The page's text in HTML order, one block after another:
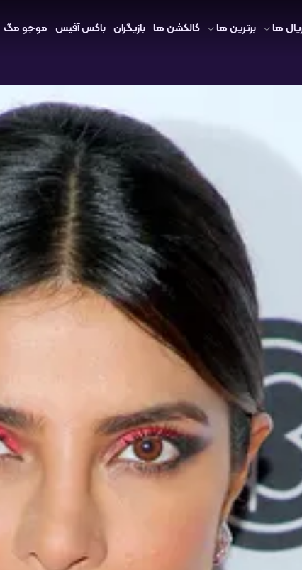
ها برترین ها کالکشن ها بازیگران باکس آفیس موجو مگ